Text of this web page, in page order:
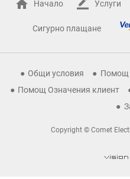
Начало Услуги
Сигурно плащане
Общи условия Помощ
Помощ Означения клиент
Copyright © Comet